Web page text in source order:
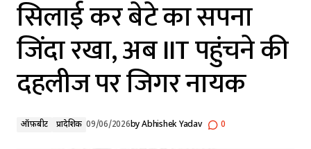
सिलाई कर बेटे का सपना
जिंदा रखा, अब IIT पहुंचने की
दहलीज पर जिगर नायक
ऑफ़बीट प्रादेशिक 09/06/2026byAbhishek Yadav 0